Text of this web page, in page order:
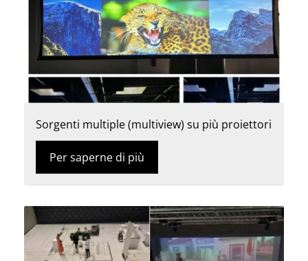
Sorgenti multiple (multiview) su più proiettori
Per saperne di più